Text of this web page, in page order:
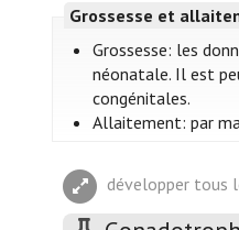
Grossesse et
Grossesse: les
néonatale. Il est
congénitales.
Allaitement: par
développer tous